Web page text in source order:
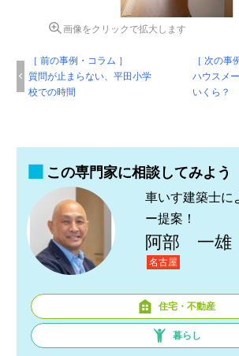
画像をクリックで拡大します
［ 前の事例・コラム ］
質問が止まらない、平田小学
校での時間
［ 次の事
ハウスメ
いくら？
この専門家に相談してみよう
車いす建築士に
ー提案！
阿部 一雄
名古屋
住宅・不動産
暮らし